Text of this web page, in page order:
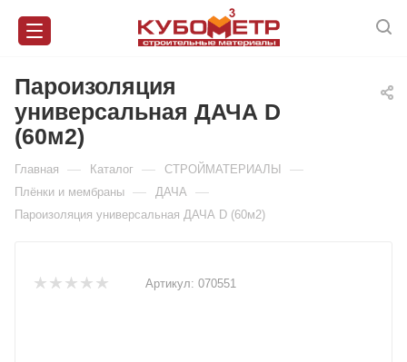
Пароизоляция
универсальная ДАЧА D
(60м2)
Главная — Каталог — СТРОЙМАТЕРИАЛЫ —
Плёнки и мембраны — ДАЧА —
Пароизоляция универсальная ДАЧА D (60м2)
Артикул: 070551